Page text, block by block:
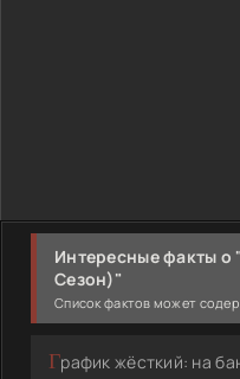
Интересные факты о
Сезон)"
Список фактов может
График жёсткий: на банкет приезжают раньше